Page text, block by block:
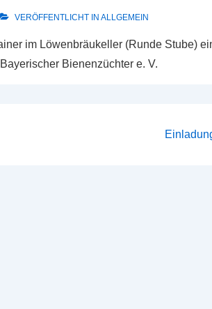
VERÖFFENTLICHT IN ALLGEMEIN
im Löwenbräukeller (Runde Stube)
Bienenzüchter e. V.
Nächster